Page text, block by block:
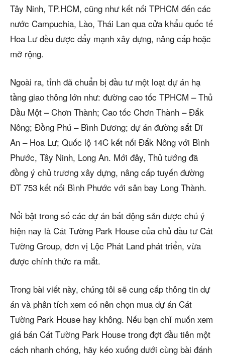
Tây Ninh, TP.HCM, cũng như kết nối TPHCM đến các
nước Campuchia, Lào, Thái Lan qua cửa khẩu quốc tế
Hoa Lư đều được đẩy mạnh xây dựng, nâng cấp hoặc
mở rộng.
Ngoài ra, tỉnh đã chuẩn bị đầu tư một loạt dự án hạ
tầng giao thông lớn như: đường cao tốc TPHCM – Thủ
Dầu Một – Chơn Thành; Cao tốc Chơn Thành – Ðắk
Nông; Ðồng Phú – Bình Dương; dự án đường sắt Dĩ
An – Hoa Lư; Quốc lộ 14C kết nối Ðắk Nông với Bình
Phước, Tây Ninh, Long An. Mới đây, Thủ tướng đã
đồng ý chủ trương xây dựng, nâng cấp tuyến đường
ÐT 753 kết nối Bình Phước với sân bay Long Thành.
Nổi bật trong số các dự án bất động sản được chú ý
hiện nay là Cát Tường Park House của chủ đầu tư Cát
Tường Group, đơn vị Lộc Phát Land phát triển, vừa
được chính thức ra mắt.
Trong bài viết này, chúng tôi sẽ cung cấp thông tin dự
án và phân tích xem có nên chọn mua dự án Cát
Tường Park House hay không. Nếu bạn chỉ muốn xem
giá bán Cát Tường Park House trong đợt đầu tiên một
cách nhanh chóng, hãy kéo xuống dưới cùng bài đánh